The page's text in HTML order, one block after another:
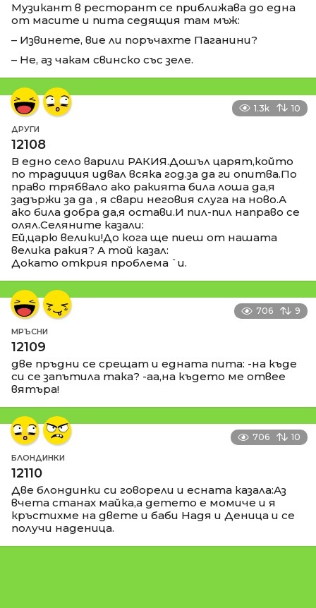
Музикант в ресторант се приближава до една
от масите и пита седящия там мъж:
– Извинете, вие ли поръчахте Паганини?
– Не, аз чакам свинско със зеле.
1.3k 10
ДРУГИ
12108
В едно село варили РАКИЯ.Дошъл царят,който
по традиция идвал всяка год.за да ги опитва.По
право трябвало ако ракията била лоша да,я
задържи за да , я свари неговия слуга на ново.А
ако била добра да,я остави.И пил-пил направо се
олял.Селяните казали:
Ей,царю велики!До кога ще пиеш от нашата
велика ракия? А той казал:
Докато открия проблема `и.
706 9
МРЪСНИ
12109
две пръдни се срещат и едната пита: -на къде
си се запътила така? -аа,на където ме отвее
вятъра!
706 10
БЛОНДИНКИ
12110
Две блондинки си говорели и есната казала:Аз
вчета станах майка,а детето е момиче и я
кръстихме на двете и баби Надя и Деница и се
получи наденица.